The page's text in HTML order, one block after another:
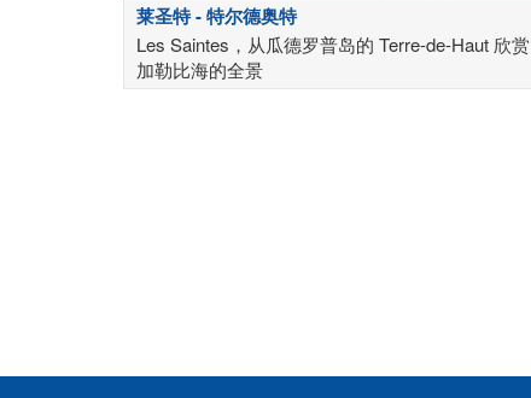
莱圣特 - 特尔德奥特
Les Saintes，从瓜德罗普岛的 Terre-de-Haut 欣赏
加勒比海的全景